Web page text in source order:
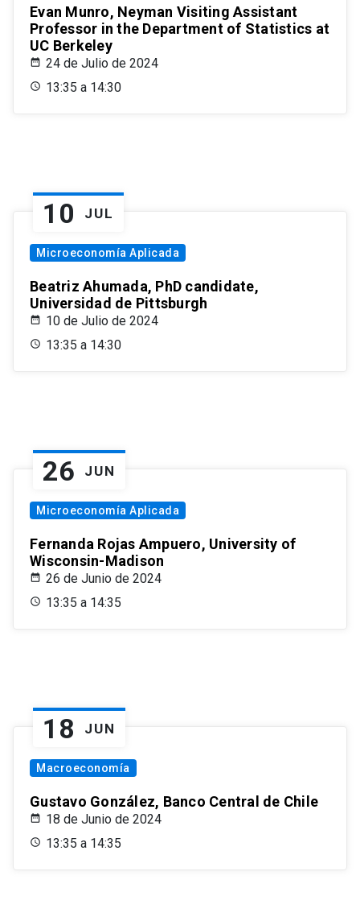
Evan Munro, Neyman Visiting Assistant
Professor in the Department of Statistics at
UC Berkeley
24 de Julio de 2024
13:35 a 14:30
10 JUL
Microeconomía Aplicada
Beatriz Ahumada, PhD candidate,
Universidad de Pittsburgh
10 de Julio de 2024
13:35 a 14:30
26 JUN
Microeconomía Aplicada
Fernanda Rojas Ampuero, University of
Wisconsin-Madison
26 de Junio de 2024
13:35 a 14:35
18 JUN
Macroeconomía
Gustavo González, Banco Central de Chile
18 de Junio de 2024
13:35 a 14:35